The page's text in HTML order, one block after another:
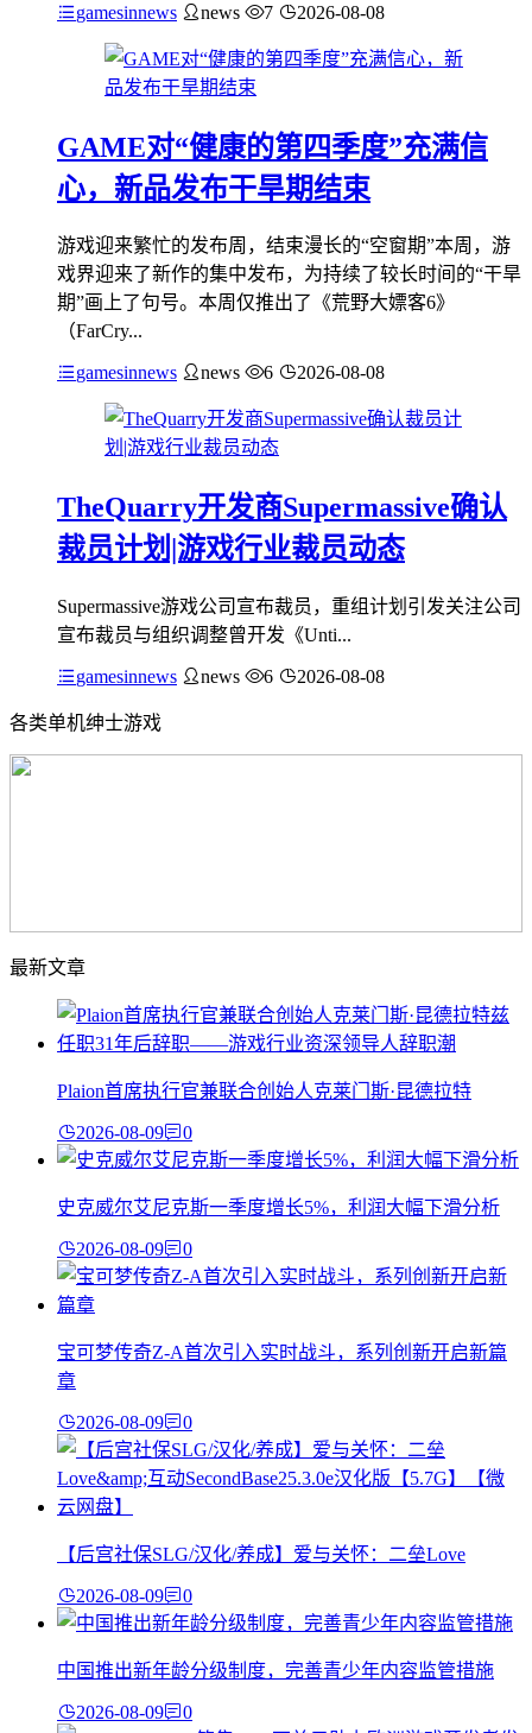
gamesinnews news 7 2026-08-08
GAME对“健康的第四季度”充满信
心，新品发布干旱期结束
游戏迎来繁忙的发布周，结束漫长的“空窗期”本周，游
戏界迎来了新作的集中发布，为持续了较长时间的“干旱
期”画上了句号。本周仅推出了《荒野大嫖客6》
（FarCry...
gamesinnews news 6 2026-08-08
TheQuarry开发商Supermassive确认
裁员计划|游戏行业裁员动态
Supermassive游戏公司宣布裁员，重组计划引发关注公司
宣布裁员与组织调整曾开发《Unti...
gamesinnews news 6 2026-08-08
各类单机绅士游戏
最新文章
Plaion首席执行官兼联合创始人克莱门斯·昆德拉特
2026-08-09 0
史克威尔艾尼克斯一季度增长5%，利润大幅下滑分析
2026-08-09 0
宝可梦传奇Z-A首次引入实时战斗，系列创新开启新篇
章
2026-08-09 0
【后宫社保SLG/汉化/养成】爱与关怀：二垒Love
2026-08-09 0
中国推出新年龄分级制度，完善青少年内容监管措施
2026-08-09 0